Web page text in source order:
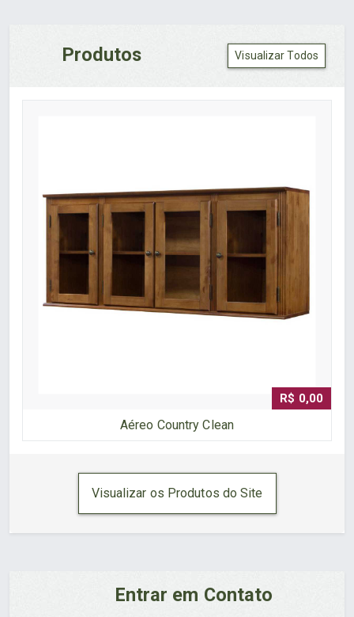
Produtos Visualizar Todos
R$ 0,00
Aéreo Country Clean
Visualizar os Produtos do Site
Entrar em Contato